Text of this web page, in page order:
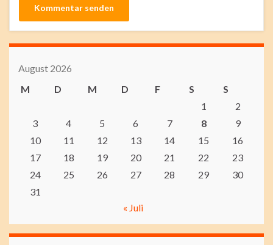
August 2026
M
D M D F S
S
1
2
3
4 5 6 7 8
9
10
11 12 13 14 15
16
17
18 19 20 21 22
23
24
25 26 27 28 29
30
31
« Juli